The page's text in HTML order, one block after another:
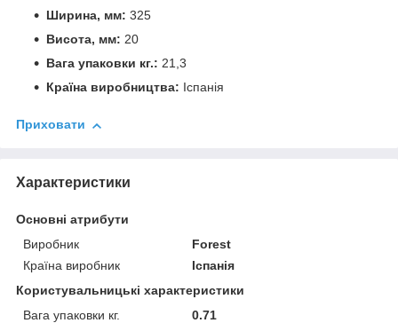
Ширина, мм: 325
Висота, мм: 20
Вага упаковки кг.: 21,3
Країна виробництва: Іспанія
Приховати
Характеристики
Основні атрибути
Виробник
Forest
Країна виробник
Іспанія
Користувальницькі характеристики
Вага упаковки кг.
0.71